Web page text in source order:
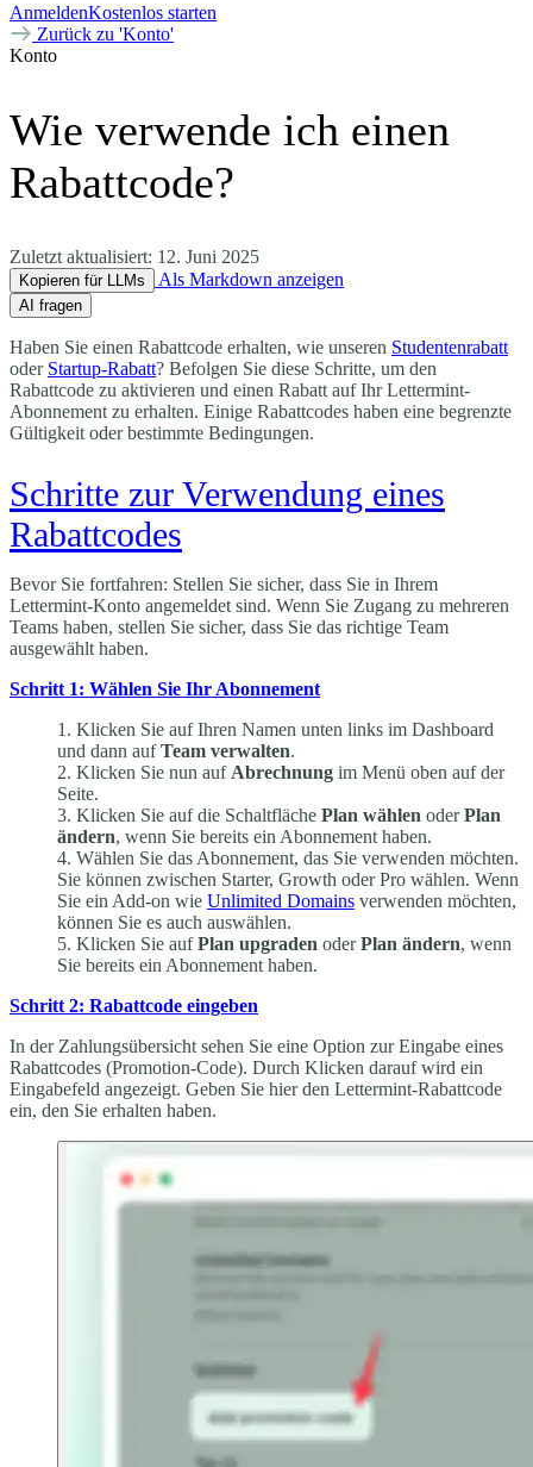
AnmeldenKostenlos starten
Zurück zu 'Konto'
Konto
Wie verwende ich einen
Rabattcode?
Zuletzt aktualisiert: 12. Juni 2025
Kopieren für LLMs Als Markdown anzeigen
AI fragen
Haben Sie einen Rabattcode erhalten, wie unseren Studentenrabatt
oder Startup-Rabatt? Befolgen Sie diese Schritte, um den
Rabattcode zu aktivieren und einen Rabatt auf Ihr Lettermint-
Abonnement zu erhalten. Einige Rabattcodes haben eine begrenzte
Gültigkeit oder bestimmte Bedingungen.
Schritte zur Verwendung eines
Rabattcodes
Bevor Sie fortfahren: Stellen Sie sicher, dass Sie in Ihrem
Lettermint-Konto angemeldet sind. Wenn Sie Zugang zu mehreren
Teams haben, stellen Sie sicher, dass Sie das richtige Team
ausgewählt haben.
Schritt 1: Wählen Sie Ihr Abonnement
Klicken Sie auf Ihren Namen unten links im Dashboard
und dann aufTeam verwalten.
Klicken Sie nun auf Abrechnung im Menü oben auf der
Seite.
Klicken Sie auf die Schaltfläche Plan wählen oderPlan
ändern, wenn Sie bereits ein Abonnement haben.
Wählen Sie das Abonnement, das Sie verwenden möchten.
Sie können zwischen Starter, Growth oder Pro wählen. Wenn
Sie ein Add-on wie Unlimited Domains verwenden möchten,
können Sie es auch auswählen.
Klicken Sie aufPlan upgraden oderPlan ändern, wenn
Sie bereits ein Abonnement haben.
Schritt 2: Rabattcode eingeben
In der Zahlungsübersicht sehen Sie eine Option zur Eingabe eines
Rabattcodes (Promotion-Code). Durch Klicken darauf wird ein
Eingabefeld angezeigt. Geben Sie hier den Lettermint-Rabattcode
ein, den Sie erhalten haben.